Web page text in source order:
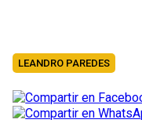
LEANDRO PAREDES